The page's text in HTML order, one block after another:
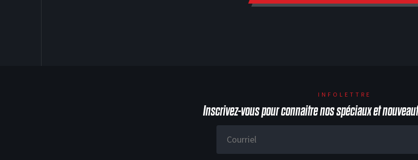
INFOLETTRE
Inscrivez-vous pour connaitre nos spéciaux et